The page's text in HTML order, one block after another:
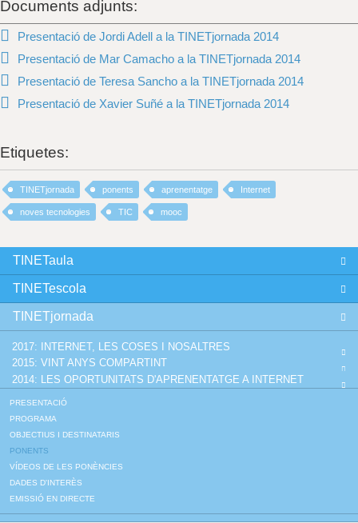
Documents adjunts:
Presentació de Jordi Adell a la TINETjornada 2014
Presentació de Mar Camacho a la TINETjornada 2014
Presentació de Teresa Sancho a la TINETjornada 2014
Presentació de Xavier Suñé a la TINETjornada 2014
Etiquetes:
TINETjornada ponents aprenentatge Internet
noves tecnologies TIC mooc
TINETaula
TINETescola
TINETjornada
2017: INTERNET, LES COSES I NOSALTRES
2015: VINT ANYS COMPARTINT
2014: LES OPORTUNITATS D'APRENENTATGE A INTERNET
PRESENTACIÓ
PROGRAMA
OBJECTIUS I DESTINATARIS
PONENTS
VÍDEOS DE LES PONÈNCIES
DADES D'INTERÈS
EMISSIÓ EN DIRECTE